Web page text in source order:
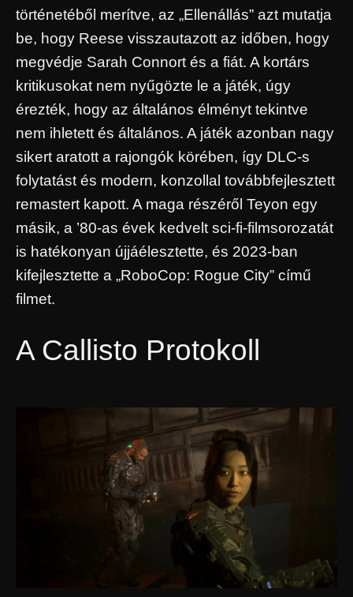
történetéből merítve, az „Ellenállás” azt mutatja
be, hogy Reese visszautazott az időben, hogy
megvédje Sarah Connort és a fiát. A kortárs
kritikusokat nem nyűgözte le a játék, úgy
érezték, hogy az általános élményt tekintve
nem ihletett és általános. A játék azonban nagy
sikert aratott a rajongók körében, így DLC-s
folytatást és modern, konzollal továbbfejlesztett
remastert kapott. A maga részéről Teyon egy
másik, a ’80-as évek kedvelt sci-fi-filmsorozatát
is hatékonyan újjáélesztette, és 2023-ban
kifejlesztette a „RoboCop: Rogue City” című
filmet.
A Callisto Protokoll